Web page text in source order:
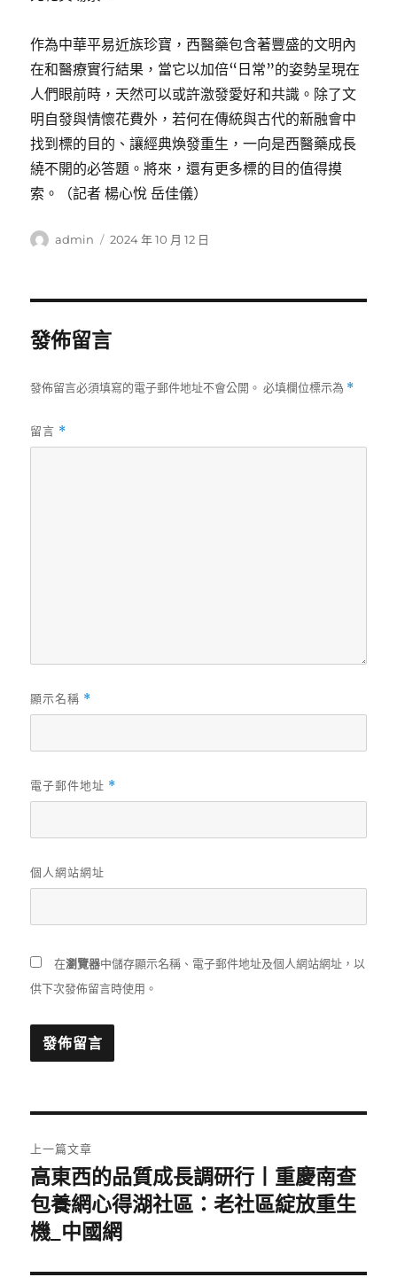
作為中華平易近族珍寶，西醫藥包含著豐盛的文明內
在和醫療實行結果，當它以加倍“日常”的姿勢呈現在
人們眼前時，天然可以或許激發愛好和共識。除了文
明自發與情懷花費外，若何在傳統與古代的新融會中
找到標的目的、讓經典煥發重生，一向是西醫藥成長
繞不開的必答題。將來，還有更多標的目的值得摸
索。（記者 楊心悅 岳佳儀）
作
admin
發
2024 年 10 月 12 日
發佈留言
發佈留言必須填寫的電子郵件地址不會公開。 必填欄位標示為 *
留言 *
顯示名稱 *
電子郵件地址 *
個人網站網址
在瀏覽器中儲存顯示名稱、電子郵件地址及個人網站網址，以
供下次發佈留言時使用。
章
導
覽
上一篇文章
上
一
篇
章:
高東西的品質成長調研行丨重慶南查
包養網心得湖社區：老社區綻放重生
機_中國網